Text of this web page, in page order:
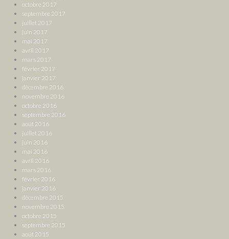
octobre 2017
septembre 2017
juillet 2017
juin 2017
mai 2017
avril 2017
mars 2017
février 2017
janvier 2017
décembre 2016
novembre 2016
octobre 2016
septembre 2016
août 2016
juillet 2016
juin 2016
mai 2016
avril 2016
mars 2016
février 2016
janvier 2016
décembre 2015
novembre 2015
octobre 2015
septembre 2015
août 2015